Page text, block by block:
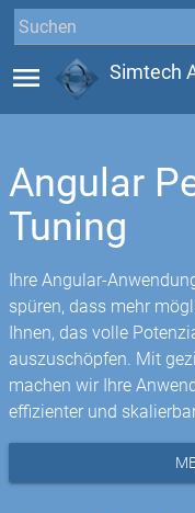
menu Simtech
Angular
Tuning
Ihre Angular-
spüren, dass mehr
Ihnen, das volle
auszuschöpfen. Mit
machen wir Ihre
effizienter und